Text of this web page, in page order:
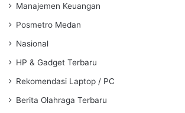
Manajemen Keuangan
Posmetro Medan
Nasional
HP & Gadget Terbaru
Rekomendasi Laptop / PC
Berita Olahraga Terbaru